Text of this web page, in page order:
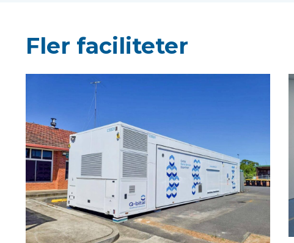
Fler faciliteter